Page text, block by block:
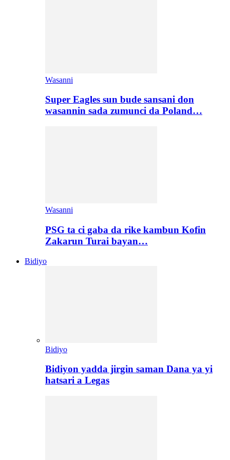
Wasanni
Super Eagles sun bude sansani don
wasannin sada zumunci da Poland…
Wasanni
PSG ta ci gaba da rike kambun Kofin
Zakarun Turai bayan…
Bidiyo
Bidiyo
Bidiyon yadda jirgin saman Dana ya yi
hatsari a Legas